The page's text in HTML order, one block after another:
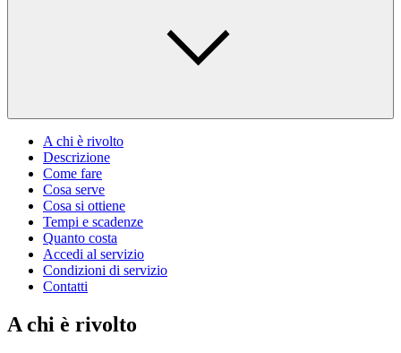
A chi è rivolto
Descrizione
Come fare
Cosa serve
Cosa si ottiene
Tempi e scadenze
Quanto costa
Accedi al servizio
Condizioni di servizio
Contatti
A chi è rivolto